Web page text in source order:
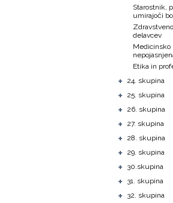
Starostnik,
umirajoči
delavcev
Medicinsko
Etika in
+ 24. skupina
+ 25. skupina
+ 26. skupina
+ 27. skupina
+ 28. skupina
+ 29. skupina
+ 30.skupina
+ 31. skupina
+ 32. skupina